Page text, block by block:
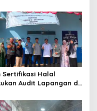
Sertifikasi Halal
Audit Lapangan di